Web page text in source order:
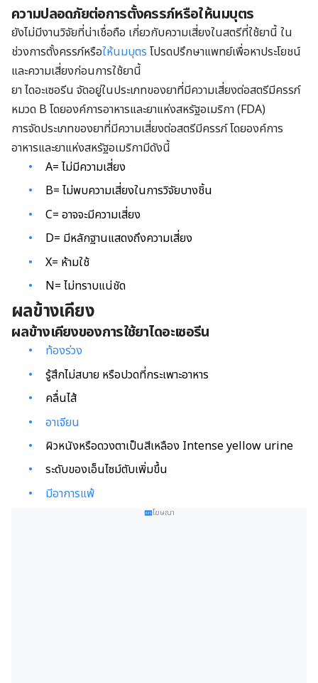
ความปลอดภัยต่อการตั้งครรภ์หรือให้นมบุตร
ยังไม่มีงานวิจัยที่น่าเชื่อถือ เกี่ยวกับความเสี่ยงในสตรีที่ใช้ยานี้ ใน
ช่วงการตั้งครรภ์หรือให้นมบุตร โปรดปรึกษาแพทย์เพื่อหาประโยชน์
และความเสี่ยงก่อนการใช้ยานี้
ยา ไดอะเซอรีน จัดอยู่ในประเภทของยาที่มีความเสี่ยงต่อสตรีมีครรภ์
หมวด B โดยองค์การอาหารและยาแห่งสหรัฐอเมริกา (FDA)
การจัดประเภทของยาที่มีความเสี่ยงต่อสตรีมีครรภ์ โดยองค์การ
อาหารและยาแห่งสหรัฐอเมริกามีดังนี้
A= ไม่มีความเสี่ยง
B= ไม่พบความเสี่ยงในการวิจัยบางชิ้น
C= อาจจะมีความเสี่ยง
D= มีหลักฐานแสดงถึงความเสี่ยง
X= ห้ามใช้
N= ไม่ทราบแน่ชัด
ผลข้างเคียง
ผลข้างเคียงของการใช้ยาไดอะเซอรีน
ท้องร่วง
รู้สึกไม่สบาย หรือปวดที่กระเพาะอาหาร
คลื่นไส้
อาเจียน
ผิวหนังหรือดวงตาเป็นสีเหลือง Intense yellow urine
ระดับของเอ็นไซม์ตับเพิ่มขึ้น
มีอาการแพ้
โฆษณา